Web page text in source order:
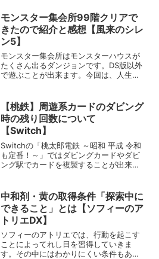
す。ニギライズということをすれば、簡
単に満腹度を上げること...
モンスター集会所99階クリアで
きたので紹介と感想【風来のシレ
ン5】
モンスター集会所はモンスターハウスが
たくさん出るダンジョンです。DS版以外
で遊ぶことが出来ます。今回は、人生の
所の概要モンスター集会所は一の位が9の
階層は必ず「モンス...
【桃鉄】周遊系カードのダビング
時の残り回数について
【Switch】
Switchの「桃太郎電鉄 ～昭和 平成 令和
も定番！～」ではダビングカードやダビ
ング駅でカードを複製することが出来ま
どうなるのか気になりませんか？そこで
今回は、周遊系...
中和剤・黄の取得条件「探索中に
できること」とは【ソフィーのア
トリエDX】
ソフィーのアトリエでは、行動を起こす
ことによってれし日を習得していきま
す。その中にはわかりにくい条件もあり